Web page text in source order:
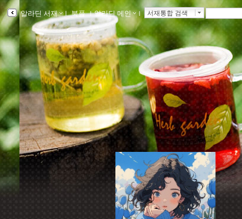
알라딘 서재 ｌ북플ｌ알라딘 메인 ｌ 서재통합 검색